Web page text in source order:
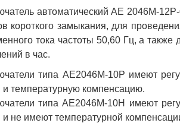
автоматический АЕ 2046М-
короткого замыкания, для
тока частоты 50,60 Гц, а
в час.
типа АЕ2046М-10Р имеют
и температурную компенсацию.
типа АЕ2046М-10Н имеют
и не имеют температурной